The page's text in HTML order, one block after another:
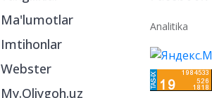
Bo‘limlar
Oliygohlar
Milliy sertifikat
Instagram
Telegram